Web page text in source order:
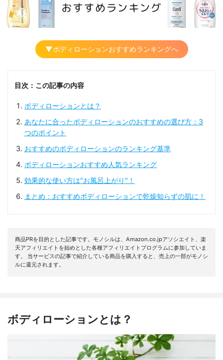
▼ボディローションおすすめランキングへ
目次：この記事の内容
ボディローションとは？
あなたに合ったボディローションのおすすめの選び方：3
つのポイント
おすすめのボディローションのランキング基準
ボディローションおすすめ人気ランキング
効果的な使い方は"お風呂上がり"！
まとめ：おすすめボディローションで乾燥知らずの肌に！
商品PRを目的とした記事です。モノシルは、Amazon.co.jpアソシエイト、楽
天アフィリエイトを始めとした各種アフィリエイトプログラムに参加していま
す。 当サービスの記事で紹介している商品を購入すると、売上の一部がモノシ
ルに還元されます。
ボディローションとは？